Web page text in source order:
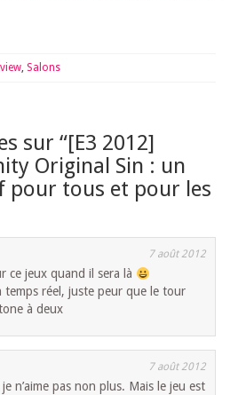
, Salons
sur “[E3 2012]
Original Sin : un
pour tous et pour les
7 août 2012
ce jeux quand il sera là
temps réel, juste peur que le tour
à deux
7 août 2012
n’aime pas non plus. Mais le jeu est